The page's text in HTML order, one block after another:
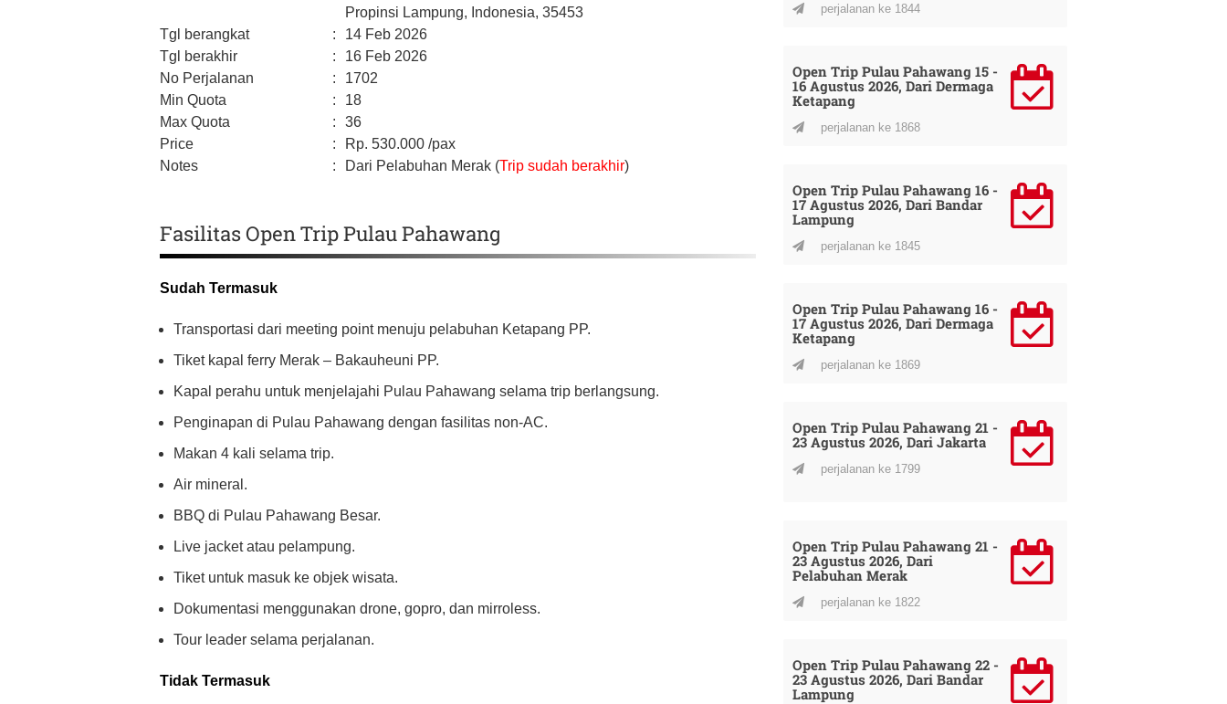
Propinsi Lampung, Indonesia, 35453
Tgl berangkat
:
14 Feb 2026
Tgl berakhir
:
16 Feb 2026
No Perjalanan
:
1702
Min Quota
:
18
Max Quota
:
36
Price
: Rp. 530.000 /pax
Notes
: Dari Pelabuhan Merak (Trip sudah berakhir)
Fasilitas Open Trip Pulau Pahawang
Sudah Termasuk
Transportasi dari meeting point menuju pelabuhan Ketapang PP.
Tiket kapal ferry Merak – Bakauheuni PP.
Kapal perahu untuk menjelajahi Pulau Pahawang selama trip berlangsung.
Penginapan di Pulau Pahawang dengan fasilitas non-AC.
Makan 4 kali selama trip.
Air mineral.
BBQ di Pulau Pahawang Besar.
Live jacket atau pelampung.
Tiket untuk masuk ke objek wisata.
Dokumentasi menggunakan drone, gopro, dan mirroless.
Tour leader selama perjalanan.
Tidak Termasuk
perjalanan ke 1844
Open Trip Pulau Pahawang 15 -
16 Agustus 2026, Dari Dermaga
Ketapang
perjalanan ke 1868
Open Trip Pulau Pahawang 16 -
17 Agustus 2026, Dari Bandar
Lampung
perjalanan ke 1845
Open Trip Pulau Pahawang 16 -
17 Agustus 2026, Dari Dermaga
Ketapang
perjalanan ke 1869
Open Trip Pulau Pahawang 21 -
23 Agustus 2026, Dari Jakarta
perjalanan ke 1799
Open Trip Pulau Pahawang 21 -
23 Agustus 2026, Dari
Pelabuhan Merak
perjalanan ke 1822
Open Trip Pulau Pahawang 22 -
23 Agustus 2026, Dari Bandar
Lampung